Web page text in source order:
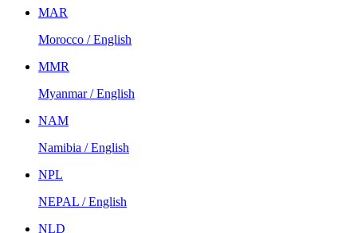
MAR
Morocco / English
MMR
Myanmar / English
NAM
Namibia / English
NPL
NEPAL / English
NLD